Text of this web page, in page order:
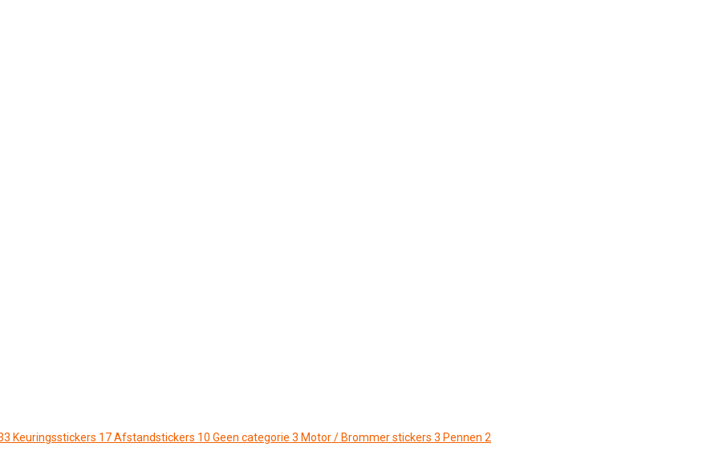
Keuringsstickers 17Afstandstickers 10 Geen categorie 3 Motor / Brommer stickers 3 Pennen 2